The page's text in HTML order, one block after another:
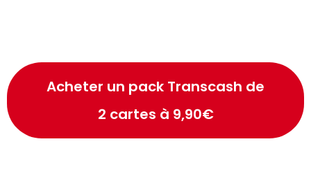
Acheter un pack Transcash de
2 cartes à 9,90€